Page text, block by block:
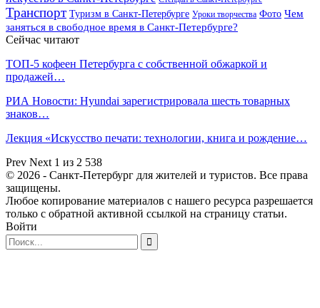
Транспорт Туризм в Санкт-Петербурге Уроки творчества Фото Чем
заняться в свободное время в Санкт-Петербурге?
Сейчас читают
ТОП-5 кофеен Петербурга с собственной обжаркой и
продажей…
РИА Новости: Hyundai зарегистрировала шесть товарных
знаков…
Лекция «Искусство печати: технологии, книга и рождение…
Prev Next 1 из 2 538
© 2026 - Санкт-Петербург для жителей и туристов. Все права
защищены.
Любое копирование материалов с нашего ресурса разрешается
только с обратной активной ссылкой на страницу статьи.
Войти